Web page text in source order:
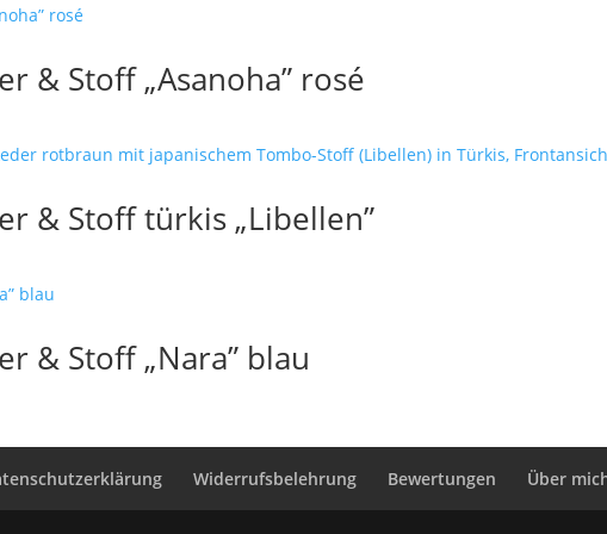
& Stoff „Asanoha” rosé
& Stoff türkis „Libellen”
& Stoff „Nara” blau
Widerrufsbelehrung Bewertungen Über